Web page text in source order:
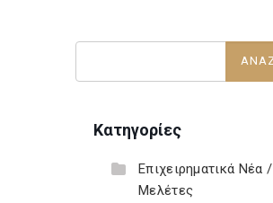
Κατηγορίες
Επιχειρηματικά Νέα /
Μελέτες